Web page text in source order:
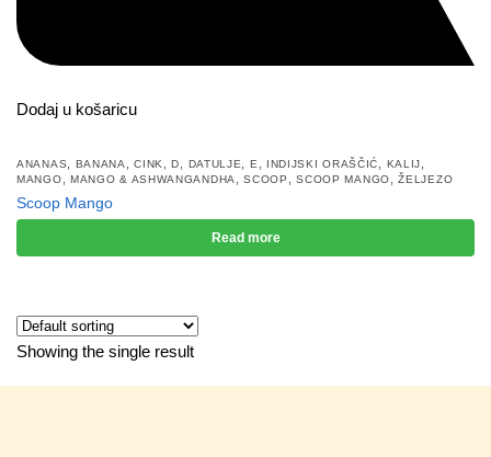
Dodaj u košaricu
ANANAS BANANA ,CINK ,D DATULJE E INDIJSKI ORAŠČIĆ KALIJ
MANGO MANGO & ASHWANGANDHA ,SCOOP ,SCOOP MANGO ,ŽELJEZO
Scoop Mango
Read more
Showing the single result